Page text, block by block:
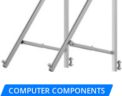
COMPUTER COMPONENTS